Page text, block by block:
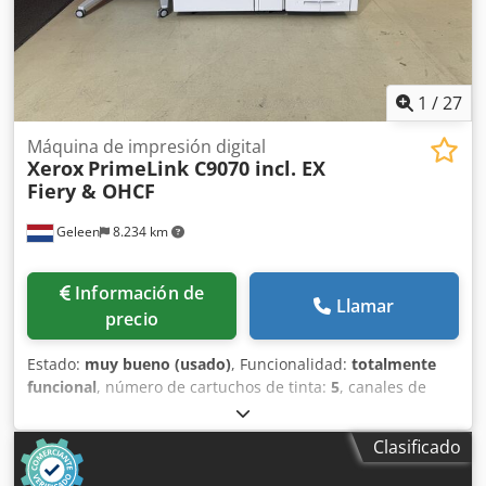
1 /27
Geleen 8.234 km
Máquina de impresión digital
Xerox PrimeLink C9070 incl. EX
Fiery & OHCF
Información de
precio
Llamar
Estado: muy bueno (usado), Funcionalidad: totalmente
funcional, número de cartuchos de tinta: 5, canales de
2.400 PPP (puntos por
pulgada), número de bandejas de alimentación:6, lectura
del contador (negro):
, lectura del contador (color):
236.585
Clasificado